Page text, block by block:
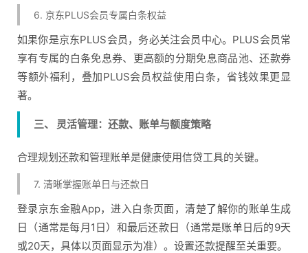
6. 京东PLUS会员专属白条权益
如果你是京东PLUS会员，务必关注会员中心。PLUS会员常
享有专属的白条免息券、更高额的分期免息商品池、还款券
等额外福利，叠加PLUS会员权益使用白条，省钱效果更显
著。
三、 灵活管理：还款、账单与额度策略
合理规划还款和管理账单是健康使用信贷工具的关键。
7. 清晰掌握账单日与还款日
登录京东金融App，进入白条页面，清楚了解你的账单生成
日（通常是每月1日）和最后还款日（通常是账单日后的9天
或20天，具体以页面显示为准）。设置还款提醒至关重要。